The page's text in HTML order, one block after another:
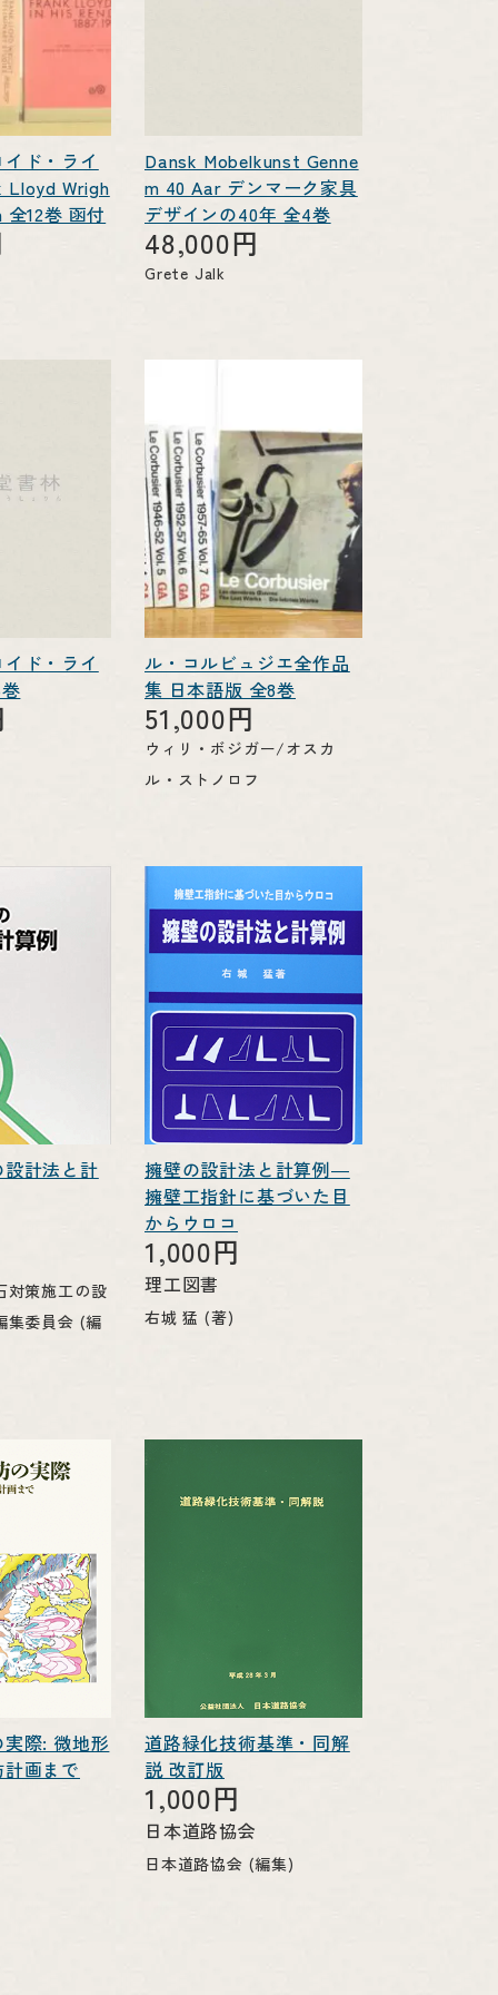
ド・ライ
Lloyd Wrigh
12巻 函付
Dansk Mobelkunst Genne
m 40 Aar デンマーク家具
デザインの40年 全4巻
48,000円
Grete Jalk
ド・ライ
ル・コルビュジエ全作品
集 日本語版 全8巻
51,000円
ウィリ・ボジガー/オスカ
ル・ストノロフ
計法と計
対策施工の設
集委員会 (編
擁壁の設計法と計算例―
擁壁工指針に基づいた目
からウロコ
1,000円
理工図書
右城 猛 (著)
際: 微地形
画まで
道路緑化技術基準・同解
説 改訂版
1,000円
日本道路協会
日本道路協会 (編集)